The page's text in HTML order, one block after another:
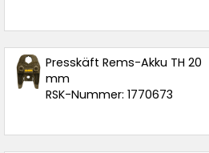
Presskäft Rems-Akku TH 20
mm
RSK-Nummer: 1770673